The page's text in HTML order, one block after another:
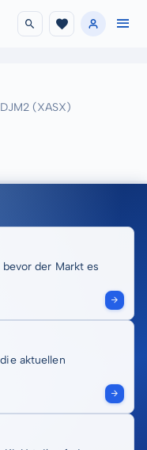
(XASX)
der Markt es
aktuellen